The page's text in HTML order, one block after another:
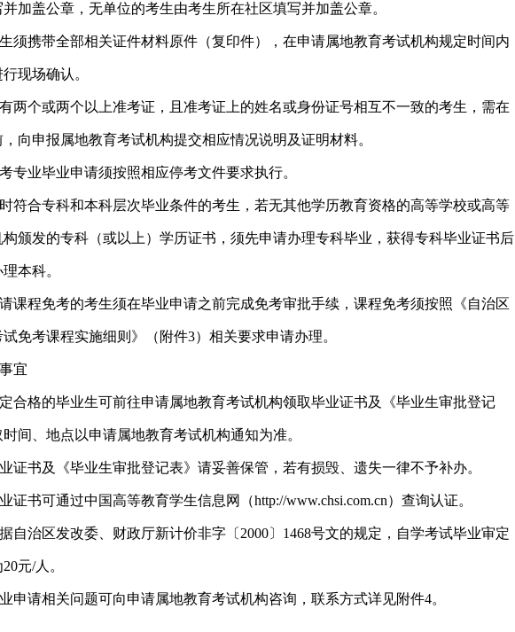
加盖公章，无单位的考生由考生所在社区填写并加盖公章。
生须携带全部相关证件材料原件（复印件），在申请属地教育考试机构规定时间内
现场确认。
有两个或两个以上准考证，且准考证上的姓名或身份证号相互不一致的考生，需在
向申报属地教育考试机构提交相应情况说明及证明材料。
考专业毕业申请须按照相应停考文件要求执行。
时符合专科和本科层次毕业条件的考生，若无其他学历教育资格的高等学校或高等
颁发的专科（或以上）学历证书，须先申请办理专科毕业，获得专科毕业证书后
本科。
请课程免考的考生须在毕业申请之前完成免考审批手续，课程免考须按照《自治区
免考课程实施细则》（附件3）相关要求申请办理。
宜
定合格的毕业生可前往申请属地教育考试机构领取毕业证书及《毕业生审批登记
间、地点以申请属地教育考试机构通知为准。
业证书及《毕业生审批登记表》请妥善保管，若有损毁、遗失一律不予补办。
证书可通过中国高等教育学生信息网（http://www.chsi.com.cn）查询认证。
据自治区发改委、财政厅新计价非字〔2000〕1468号文的规定，自学考试毕业审定
元/人。
业申请相关问题可向申请属地教育考试机构咨询，联系方式详见附件4。